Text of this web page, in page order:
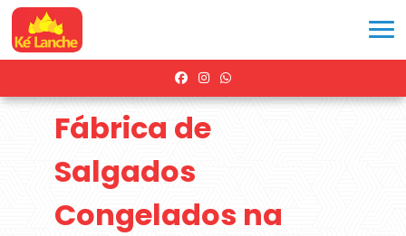
Fábrica de
Salgados
Congelados na